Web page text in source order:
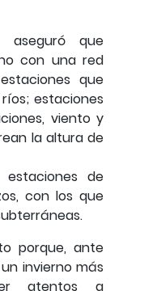
que
con una red
que
estaciones
viento y
la altura de
de
con los que
porque, ante
invierno más
atentos a